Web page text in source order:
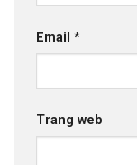
Email *
Trang web